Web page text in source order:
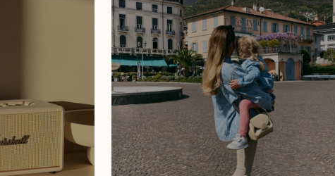
Lifestyle